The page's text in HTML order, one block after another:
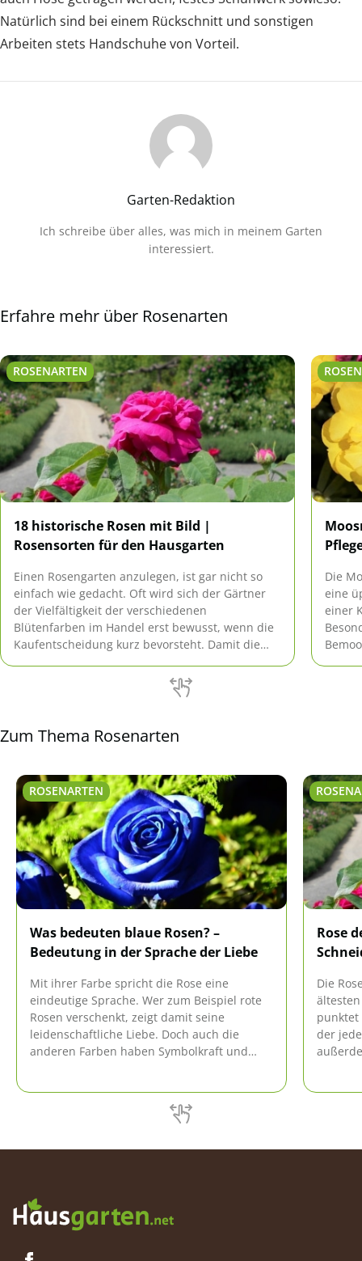
Natürlich sind bei einem Rückschnitt und sonstigen
Arbeiten stets Handschuhe von Vorteil.
Garten-Redaktion
Ich schreibe über alles, was mich in meinem Garten
interessiert.
Erfahre mehr über Rosenarten
ROSENARTEN
18 historische Rosen mit Bild |
Rosensorten für den Hausgarten
Einen Rosengarten anzulegen, ist gar nicht so
einfach wie gedacht. Oft wird sich der Gärtner
der Vielfältigkeit der verschiedenen
Blütenfarben im Handel erst bewusst, wenn die
Kaufentscheidung kurz bevorsteht. Damit die
sowohl das Erscheinungsbild als auch die
Standortansprüche optimal auf die
findet er hier eine Übersicht über 18 historische
Rosensorten.
Die
eine
einer
Zum Thema Rosenarten
ROSENARTEN
Was bedeuten blaue Rosen? –
Bedeutung in der Sprache der Liebe
Mit ihrer Farbe spricht die Rose eine
eindeutige Sprache. Wer zum Beispiel rote
Rosen verschenkt, zeigt damit seine
leidenschaftliche Liebe. Doch auch die
anderen Farben haben Symbolkraft und
Rose
Die
punktet
der